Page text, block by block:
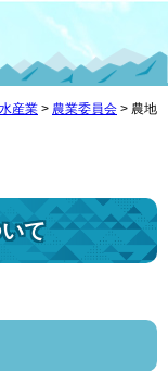
産業 > 農業委員会 > 農地
て